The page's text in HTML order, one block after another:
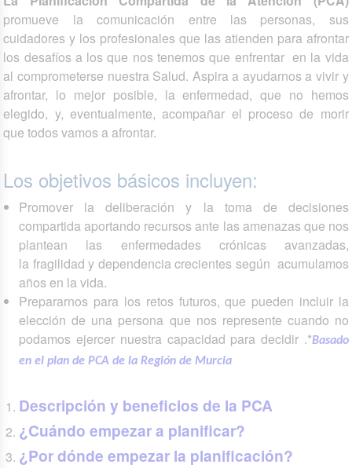
promueve la comunicación entre las personas, sus
cuidadores y los profesionales que las atienden para afrontar
los desafíos a los que nos tenemos que enfrentar en la vida
al comprometerse nuestra Salud. Aspira a ayudarnos a vivir y
afrontar, lo mejor posible, la enfermedad, que no hemos
elegido, y, eventualmente, acompañar el proceso de morir
que todos vamos a afrontar.
Los objetivos básicos incluyen:
Promover la deliberación y la toma de decisiones
compartida aportando recursos ante las amenazas que nos
plantean las enfermedades crónicas avanzadas,
la fragilidad y dependencia crecientes según acumulamos
años en la vida.
Prepararnos para los retos futuros, que pueden incluir la
elección de una persona que nos represente cuando no
podamos ejercer nuestra capacidad para decidir .*Basado
en el plan de PCA de la Región de Murcia
Descripción y beneficios de la PCA
¿Cuándo empezar a planificar?
¿Por dónde empezar la planificación?